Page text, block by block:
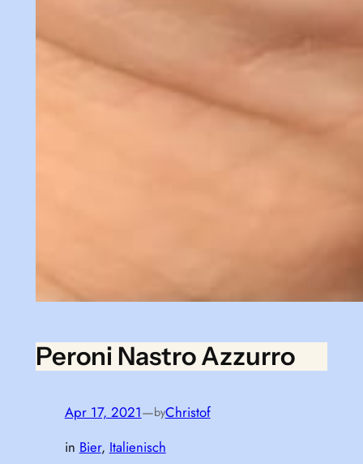
Peroni Nastro Azzurro
Apr 17, 2021—byChristof
in Bier, Italienisch